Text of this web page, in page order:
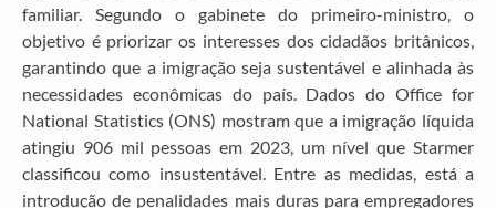
familiar. Segundo o gabinete do primeiro-ministro, o
objetivo é priorizar os interesses dos cidadãos britânicos,
garantindo que a imigração seja sustentável e alinhada às
necessidades econômicas do país. Dados do Office for
National Statistics (ONS) mostram que a imigração líquida
atingiu 906 mil pessoas em 2023, um nível que Starmer
classificou como insustentável. Entre as medidas, está a
introdução de penalidades mais duras para empregadores